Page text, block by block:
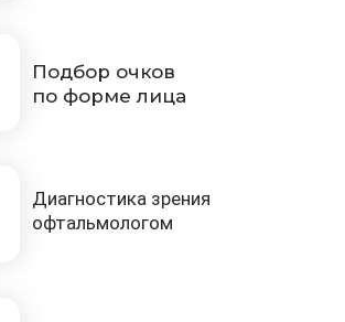
Подбор очков
по форме лица
Диагностика зрения
офтальмологом